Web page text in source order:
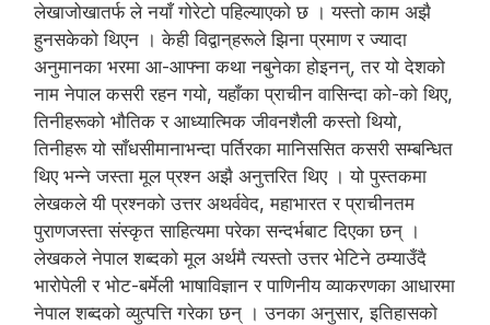
लेखाजोखातर्फ ले नयाँ गोरेटो पहिल्याएको छ । यस्तो काम अझै
हुनसकेको थिएन । केही विद्वान्‌हरूले झिना प्रमाण र ज्यादा
अनुमानका भरमा आ-आफ्ना कथा नबुनेका होइनन्, तर यो देशको
नाम नेपाल कसरी रहन गयो, यहाँका प्राचीन वासिन्दा को-को थिए,
तिनीहरूको भौतिक र आध्यात्मिक जीवनशैली कस्तो थियो,
तिनीहरू यो साँधसीमानाभन्दा पर्तिरका मानिससित कसरी सम्बन्धित
थिए भन्ने जस्ता मूल प्रश्न अझै अनुत्तरित थिए । यो पुस्तकमा
लेखकले यी प्रश्नको उत्तर अथर्ववेद, महाभारत र प्राचीनतम
पुराणजस्ता संस्कृत साहित्यमा परेका सन्दर्भबाट दिएका छन् ।
लेखकले नेपाल शब्दको मूल अर्थमै त्यस्तो उत्तर भेटिने ठम्याउँदै
भारोपेली र भोट-बर्मेली भाषाविज्ञान र पाणिनीय व्याकरणका आधारमा
नेपाल शब्दको व्युत्पत्ति गरेका छन् । उनका अनुसार, इतिहासको